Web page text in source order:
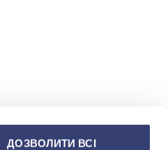
ДОЗВОЛИТИ ВСІ